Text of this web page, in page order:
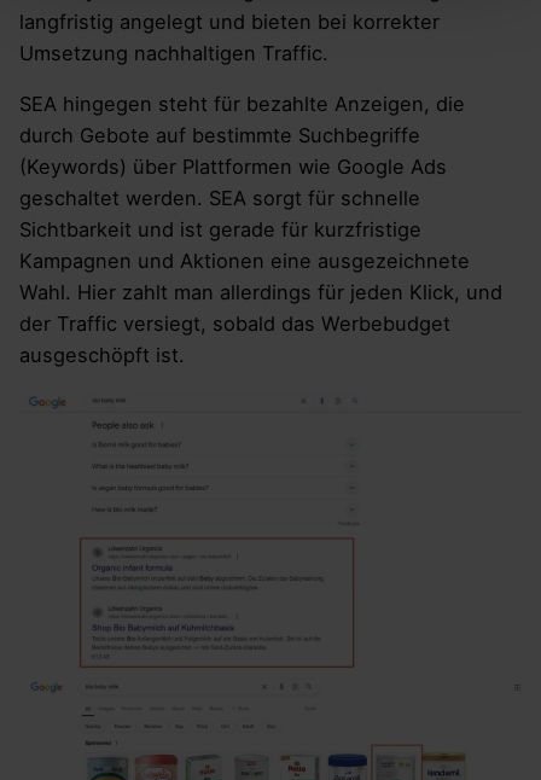
langfristig angelegt und bieten bei korrekter
Umsetzung nachhaltigen Traffic.
SEA hingegen steht für bezahlte Anzeigen, die
durch Gebote auf bestimmte Suchbegriffe
(Keywords) über Plattformen wie Google Ads
geschaltet werden. SEA sorgt für schnelle
Sichtbarkeit und ist gerade für kurzfristige
Kampagnen und Aktionen eine ausgezeichnete
Wahl. Hier zahlt man allerdings für jeden Klick, und
der Traffic versiegt, sobald das Werbebudget
ausgeschöpft ist.